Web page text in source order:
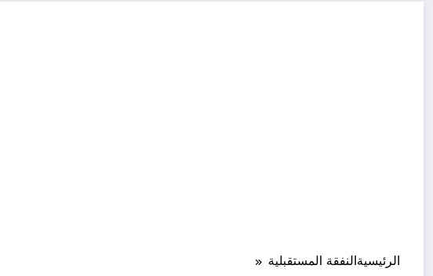
الرئيسيةالنفقة المستقبلية